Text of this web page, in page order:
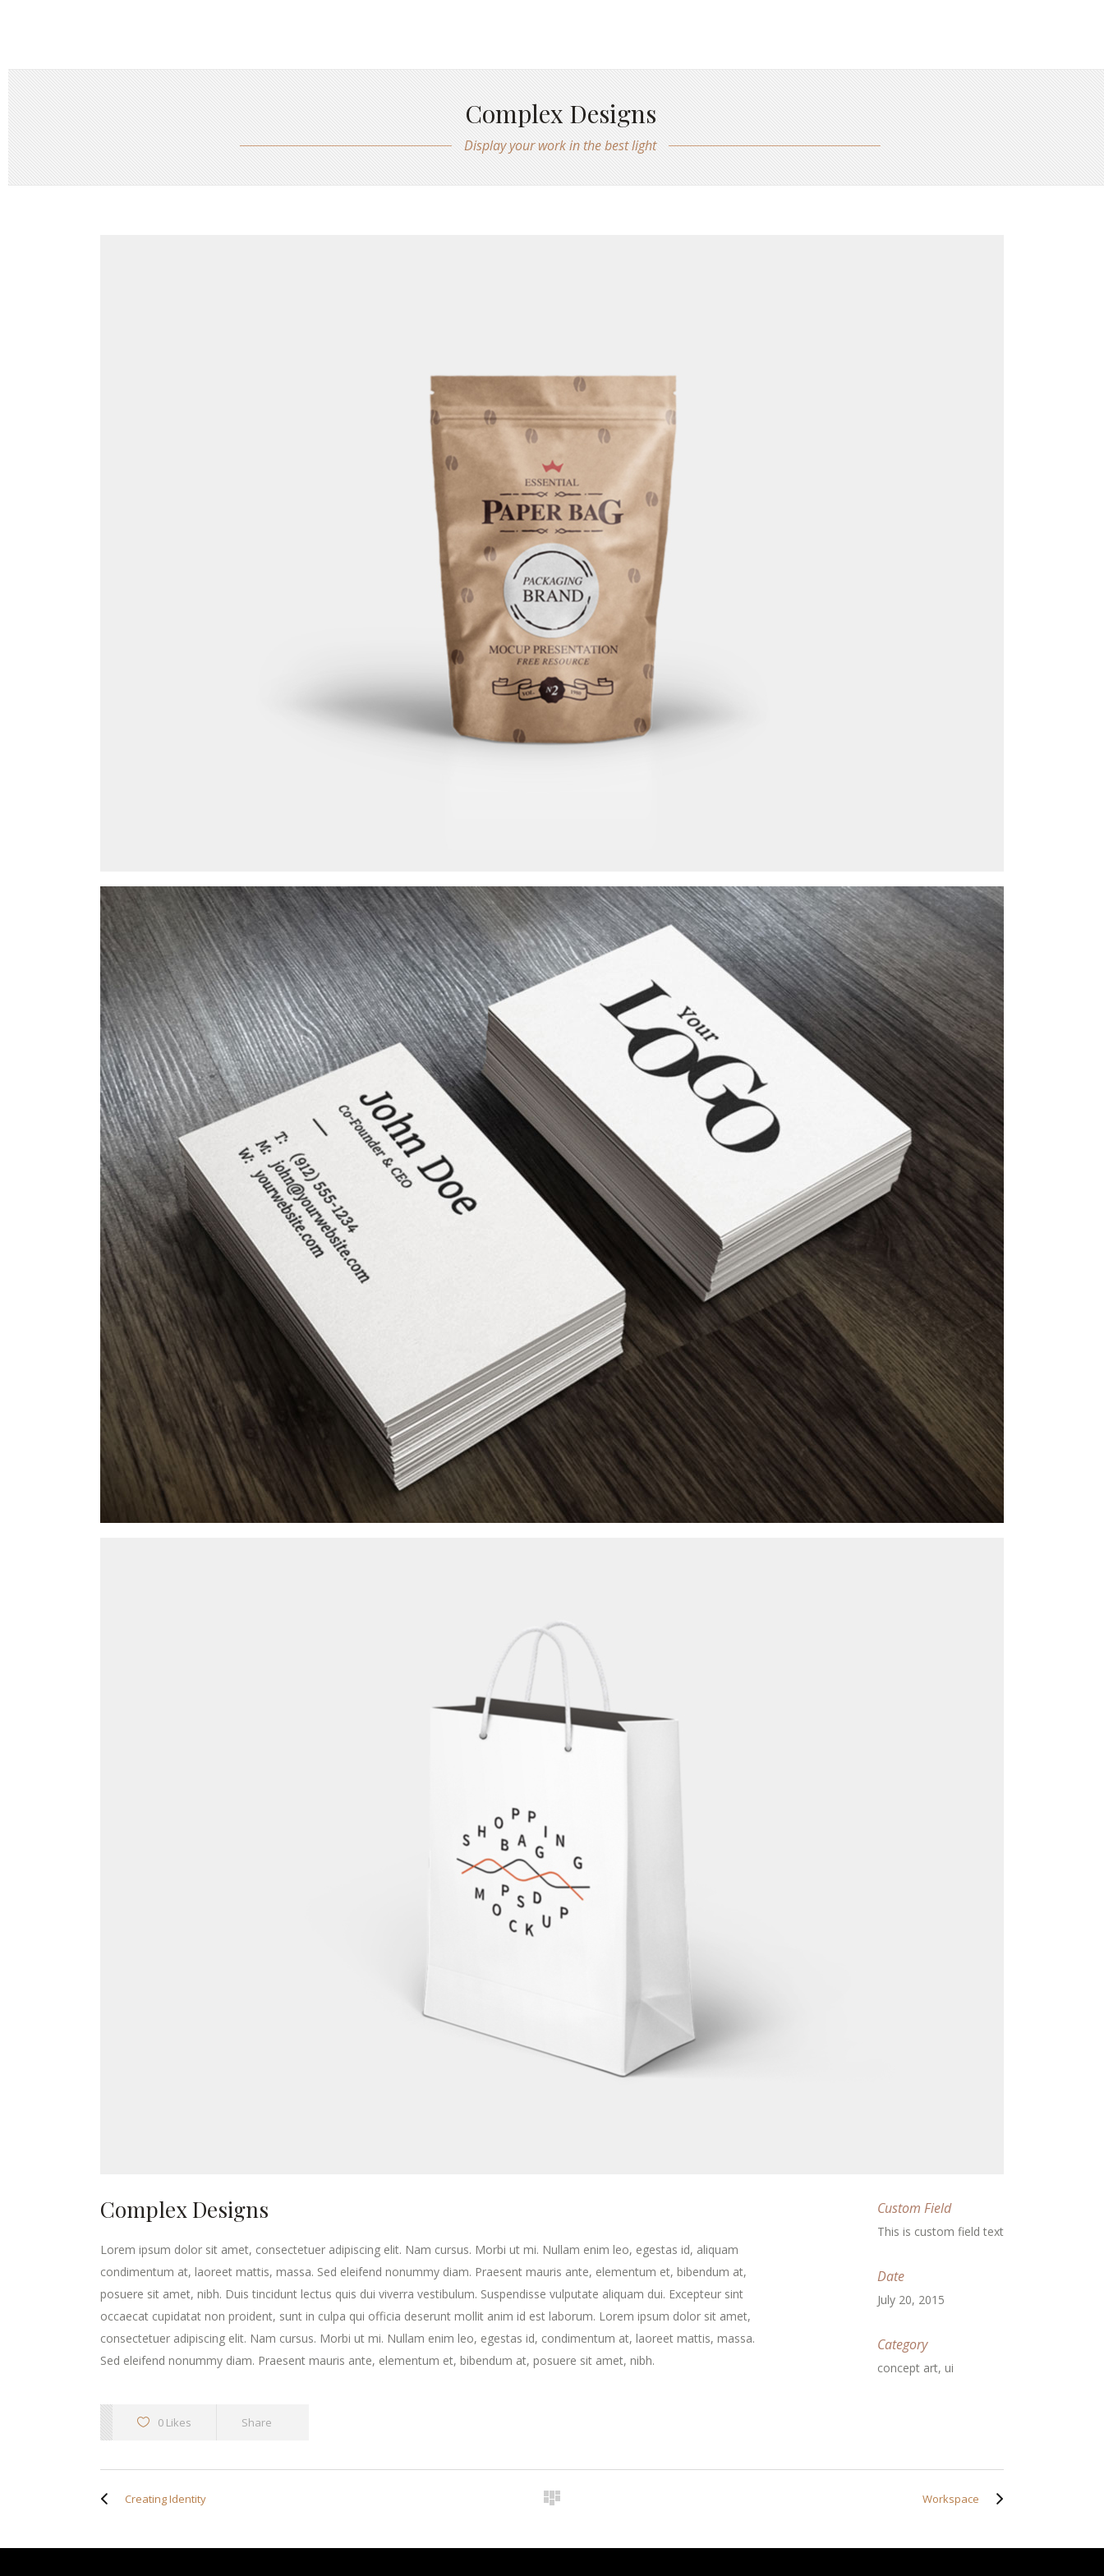
Complex Designs
Display your work in the best light
Complex Designs
Lorem ipsum dolor sit amet, consectetuer adipiscing elit. Nam cursus. Morbi ut mi. Nullam enim leo, egestas id, aliquam
condimentum at, laoreet mattis, massa. Sed eleifend nonummy diam. Praesent mauris ante, elementum et, bibendum at,
posuere sit amet, nibh. Duis tincidunt lectus quis dui viverra vestibulum. Suspendisse vulputate aliquam dui. Excepteur sint
occaecat cupidatat non proident, sunt in culpa qui officia deserunt mollit anim id est laborum. Lorem ipsum dolor sit amet,
consectetuer adipiscing elit. Nam cursus. Morbi ut mi. Nullam enim leo, egestas id, condimentum at, laoreet mattis, massa.
Sed eleifend nonummy diam. Praesent mauris ante, elementum et, bibendum at, posuere sit amet, nibh.
0 Likes Share
Custom Field
This is custom field text
Date
July 20, 2015
Category
concept art, ui
Creating Identity Workspace